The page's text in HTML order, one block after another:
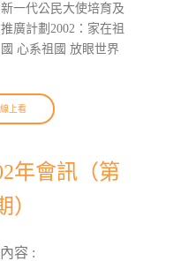
新一代公民大使培育及
推廣計劃2002：家在祖
國 心系祖國 放眼世界
線上看
年會訊（第
）
容 :